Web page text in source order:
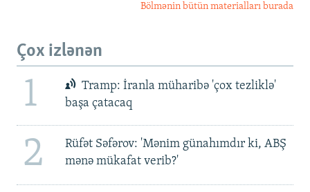
Bölmənin bütün materialları burada
Çox izlənən
1
Tramp: İranla müharibə 'çox tezliklə'
başa çatacaq
2
Rüfət Səfərov: 'Mənim günahımdır ki, ABŞ
mənə mükafat verib?'